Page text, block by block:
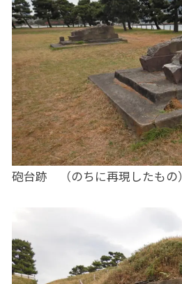
砲台跡 （のちに再現したもの）